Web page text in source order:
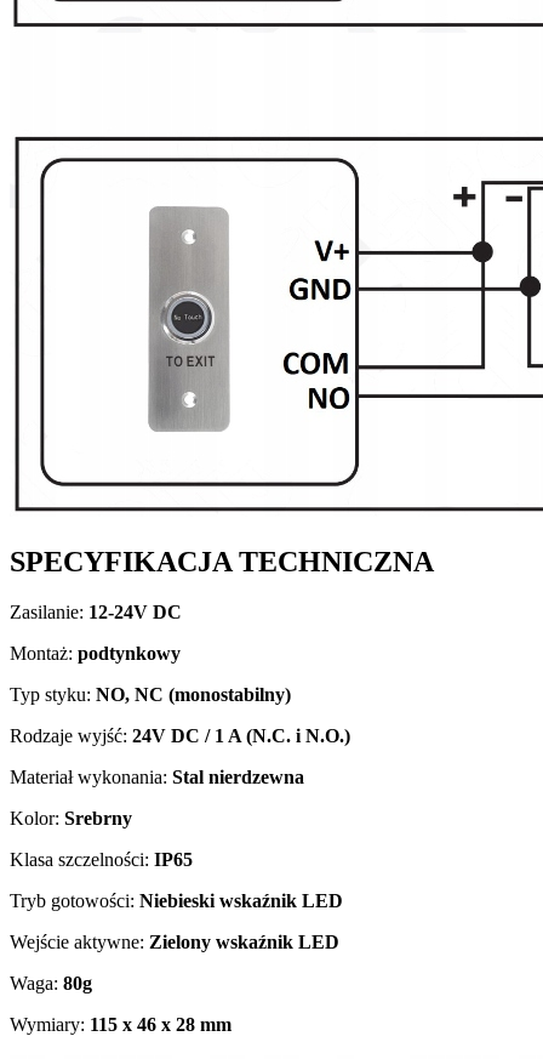
SPECYFIKACJA TECHNICZNA
Zasilanie: 12-24V DC
Montaż: podtynkowy
Typ styku: NO, NC (monostabilny)
Rodzaje wyjść: 24V DC / 1 A (N.C. i N.O.)
Materiał wykonania: Stal nierdzewna
Kolor: Srebrny
Klasa szczelności: IP65
Tryb gotowości: Niebieski wskaźnik LED
Wejście aktywne: Zielony wskaźnik LED
Waga: 80g
Wymiary: 115 x 46 x 28 mm